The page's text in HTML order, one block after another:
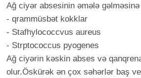
Ağ ciyər absesinin əmələ
- qrammüsbət kokklar
- Stafhylococcvus aureus
- Strptococcus pyogenes
Ağ ciyərin kəskin abses və
olur.Öskürək ən çox səhərlər baş